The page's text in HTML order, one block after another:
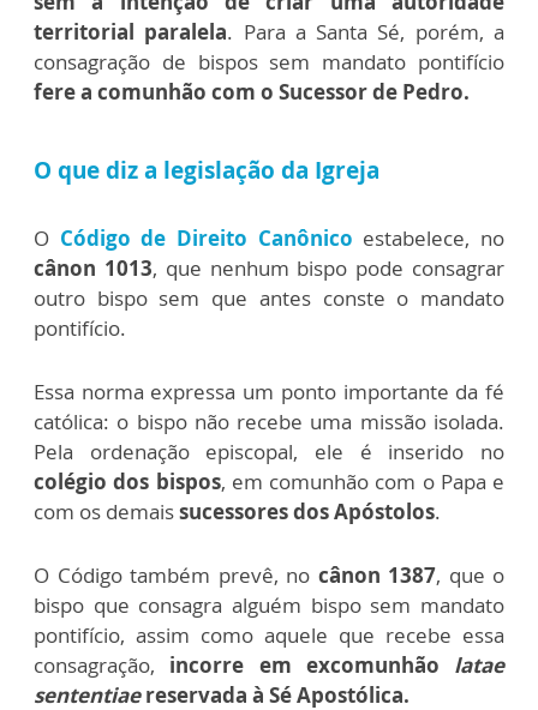
territorial paralela. Para a Santa Sé, porém, a
consagração de bispos sem mandato pontifício
fere a comunhão com o Sucessor de Pedro.
O que diz a legislação da Igreja
O Código de Direito Canônico estabelece, no
cânon 1013, que nenhum bispo pode consagrar
outro bispo sem que antes conste o mandato
pontifício.
Essa norma expressa um ponto importante da fé
católica: o bispo não recebe uma missão isolada.
Pela ordenação episcopal, ele é inserido no
colégio dos bispos, em comunhão com o Papa e
com os demaissucessores dos Apóstolos.
O Código também prevê, no cânon 1387, que o
bispo que consagra alguém bispo sem mandato
pontifício, assim como aquele que recebe essa
consagração, incorre em excomunhão latae
sententiaereservada à Sé Apostólica.